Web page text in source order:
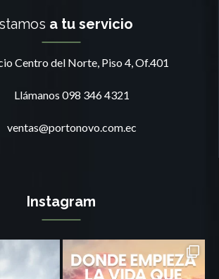
a tu servicio
Centro del Norte, Piso 4, Of.401
Llámanos 098 346 4321
ventas@portonovo.com.ec
Instagram